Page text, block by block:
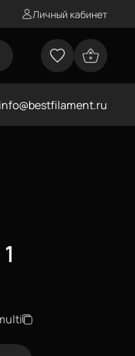
Личный кабинет
info@bestfilament.ru